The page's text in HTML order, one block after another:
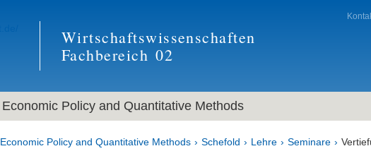
Wirtschaftswissenschaften
Fachbereich 02
Economic Policy and Quantitative Methods
Economic Policy and Quantitative Methods Schefold Lehre Seminare